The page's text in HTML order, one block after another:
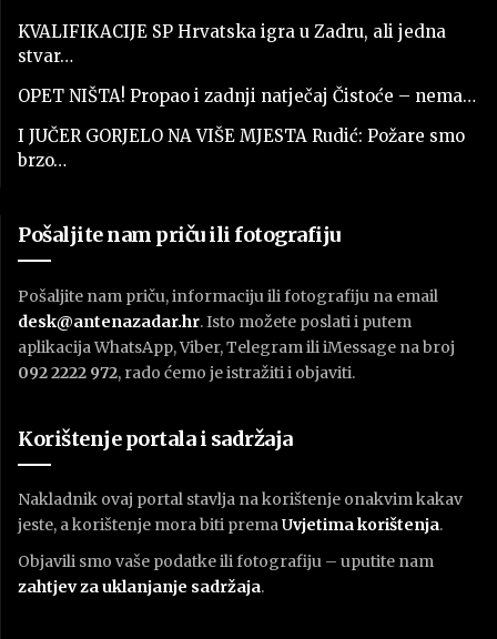
KVALIFIKACIJE SP Hrvatska igra u Zadru, ali jedna
stvar…
OPET NIŠTA! Propao i zadnji natječaj Čistoće – nema…
I JUČER GORJELO NA VIŠE MJESTA Rudić: Požare smo
brzo…
Pošaljite nam priču ili fotografiju
Pošaljite nam priču, informaciju ili fotografiju na email
desk@antenazadar.hr. Isto možete poslati i putem
aplikacija WhatsApp, Viber, Telegram ili iMessage na broj
092 2222 972, rado ćemo je istražiti i objaviti.
Korištenje portala i sadržaja
Nakladnik ovaj portal stavlja na korištenje onakvim kakav
jeste, a korištenje mora biti premaUvjetima korištenja.
Objavili smo vaše podatke ili fotografiju – uputite nam
zahtjev za uklanjanje sadržaja.